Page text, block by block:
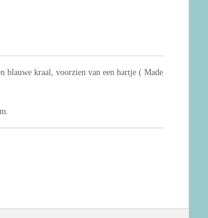
blauwe kraal, voorzien van een hartje ( Made